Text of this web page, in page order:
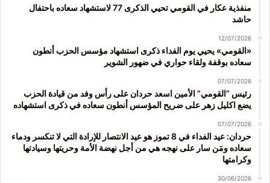
منفذية عكار في القومي تحيي الذكرى 77 لاستشهاد سعاده باحتفال
حاشد
12/07/2026
«القومي» يحيي يوم الفداء ذكرى استشهاد مؤسس الحزب أنطون
سعاده بوقفة ولقاء حواري في ضهور الشوير
07/07/2026
رئيس “القومي” الأمين اسعد حردان على رأس وفد من قيادة الحزب
يضع اكليل زهر على ضريح المؤسس أنطون سعاده في ذكرى استشهاده
07/07/2026
حردان: عيد الفداء في 8 تموز هو عيد الانتصار للإرادة التي لا تنكسر ودماء
سعاده ومَن سار على نهجه هي من أجل نهضة الأمة وحريتها وسيادتها
وكرامتها
30/06/2026